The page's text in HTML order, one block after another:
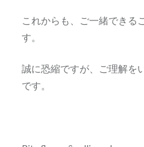
これからも、ご一緒できる
す。
誠に恐縮ですが、ご理解を
です。